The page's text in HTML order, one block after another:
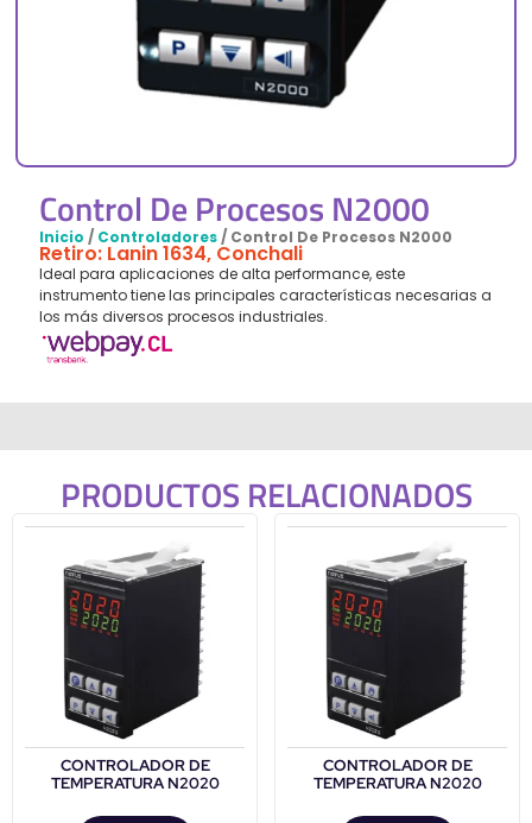
Control De Procesos N2000
Inicio / Controladores/ Control De Procesos N2000
Retiro: Lanin 1634, Conchali
Ideal para aplicaciones de alta performance, este
instrumento tiene las principales características necesarias a
los más diversos procesos industriales.
PRODUCTOS RELACIONADOS
CONTROLADOR DE
TEMPERATURA N2020
CONTROLADOR DE
TEMPERATURA N2020